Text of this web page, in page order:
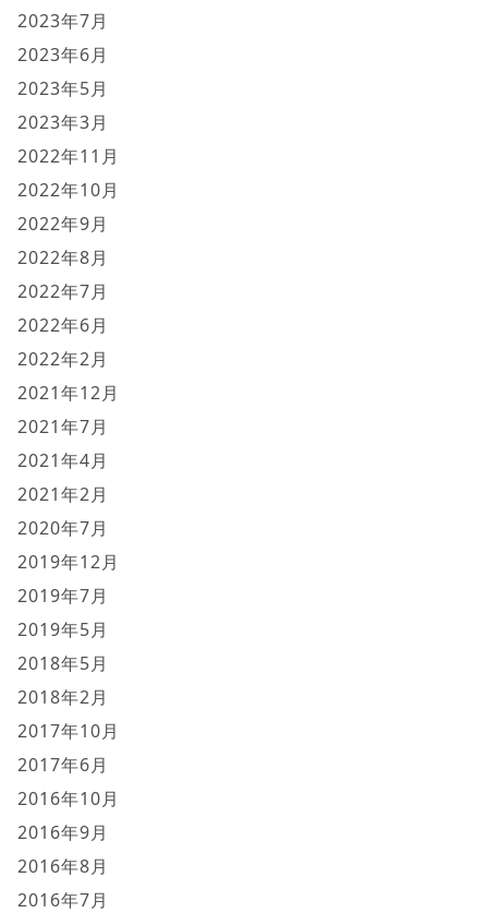
2023年7月
2023年6月
2023年5月
2023年3月
2022年11月
2022年10月
2022年9月
2022年8月
2022年7月
2022年6月
2022年2月
2021年12月
2021年7月
2021年4月
2021年2月
2020年7月
2019年12月
2019年7月
2019年5月
2018年5月
2018年2月
2017年10月
2017年6月
2016年10月
2016年9月
2016年8月
2016年7月